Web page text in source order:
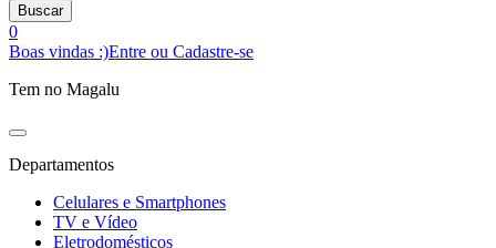
Buscar
0
Boas vindas :)Entre ou Cadastre-se
Tem no Magalu
Departamentos
Celulares e Smartphones
TV e Vídeo
Eletrodomésticos